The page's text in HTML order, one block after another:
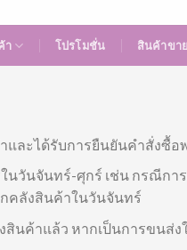
า โปรโมชั่น สินค้าขา
ะได้รับการยืนยันคำสั่งซื้อพ
นวันจันทร์-ศุกร์ เช่น กรณีก
คลังสินค้าในวันจันทร์
นค้าแล้ว หากเป็นการขนส่